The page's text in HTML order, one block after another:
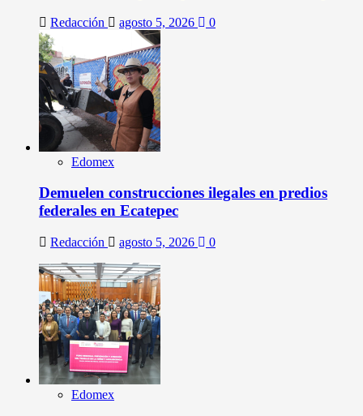
Redacción agosto 5, 2026 0
Edomex
Demuelen construcciones ilegales en predios
federales en Ecatepec
Redacción agosto 5, 2026 0
Edomex